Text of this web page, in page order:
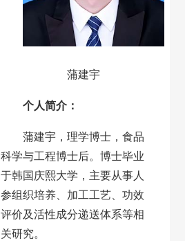
蒲建宇
个人简介：
蒲建宇，理学博士，食品
科学与工程博士后。博士毕业
于韩国庆熙大学，主要从事人
参组织培养、加工工艺、功效
评价及活性成分递送体系等相
关研究。